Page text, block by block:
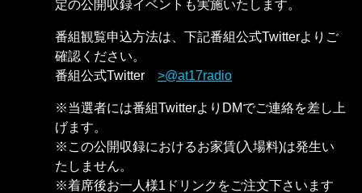
定の公開収録イベントも実施いたします。
番組観覧申込方法は、下記番組公式Twitterよりご
確認ください。
番組公式Twitter
@at17radio
※当選者には番組TwitterよりDMでご連絡を差し上
げます。
※この公開収録におけるお家賃(入場料)は発生い
たしません。
※着席後お一人様1ドリンクをご注文下さいます